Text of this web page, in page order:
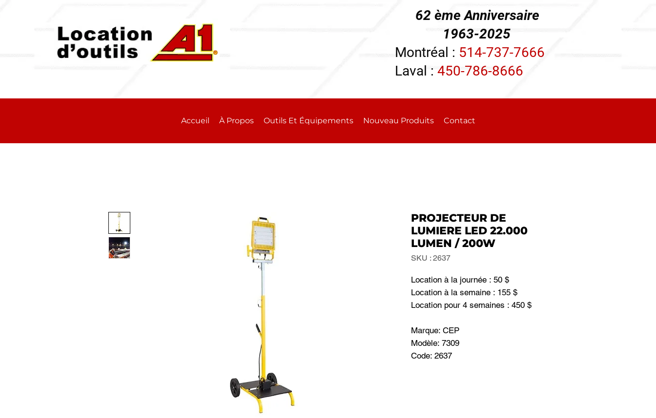
62 ème Anniversaire
1963-2025
Montréal : 514-737-7666
Laval : 450-786-8666
Accueil À Propos Outils Et Équipements Nouveau Produits Contact
PROJECTEUR DE
LUMIERE LED 22.000
LUMEN / 200W
SKU : 2637
Location à la journée : 50 $
Location à la semaine : 155 $
Location pour 4 semaines : 450 $
Marque: CEP
Modèle: 7309
Code: 2637